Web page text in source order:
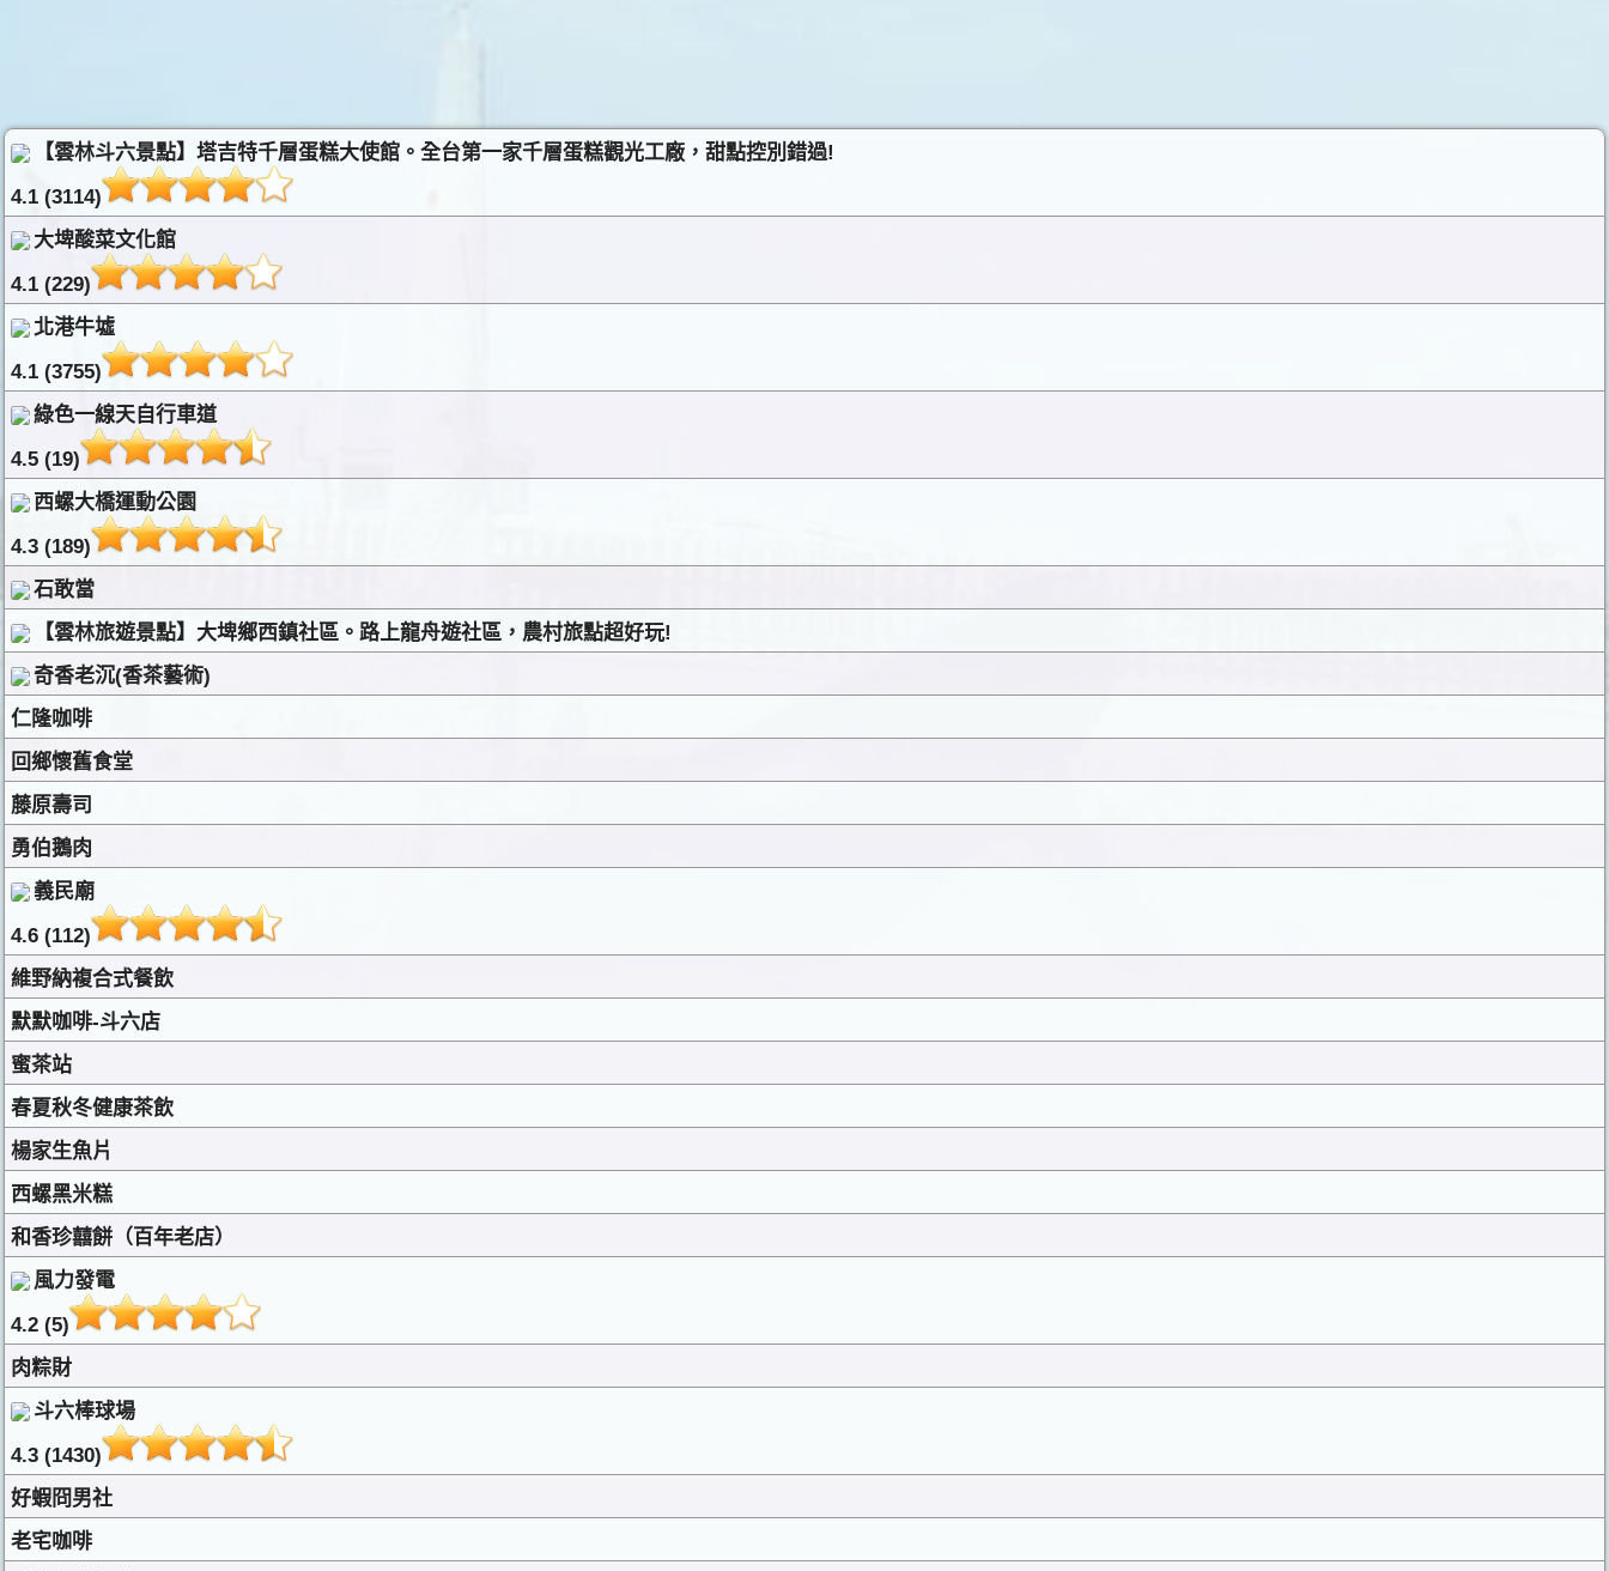
【雲林斗六景點】塔吉特千層蛋糕大使館。全台第一家千層蛋糕觀光工廠，甜點控別錯過!
4.1 (3114)
大埤酸菜文化館
4.1 (229)
北港牛墟
4.1 (3755)
綠色一線天自行車道
4.5 (19)
西螺大橋運動公園
4.3 (189)
石敢當
【雲林旅遊景點】大埤鄉西鎮社區。路上龍舟遊社區，農村旅點超好玩!
奇香老沉(香茶藝術)
仁隆咖啡
回鄉懷舊食堂
藤原壽司
勇伯鵝肉
義民廟
4.6 (112)
維野納複合式餐飲
默默咖啡-斗六店
蜜茶站
春夏秋冬健康茶飲
楊家生魚片
西螺黑米糕
和香珍囍餅（百年老店）
風力發電
4.2 (5)
肉粽財
斗六棒球場
4.3 (1430)
好蝦冏男社
老宅咖啡